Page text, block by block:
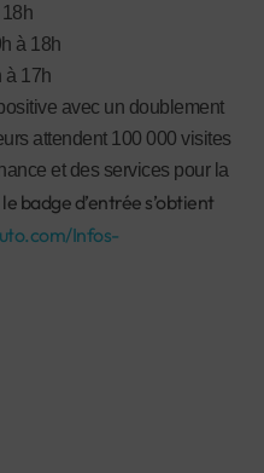
à 18h
à 17h
avec un doublement
attendent 100 000 visites
et des services pour la
le badge d’entrée s’obtient
Infos-